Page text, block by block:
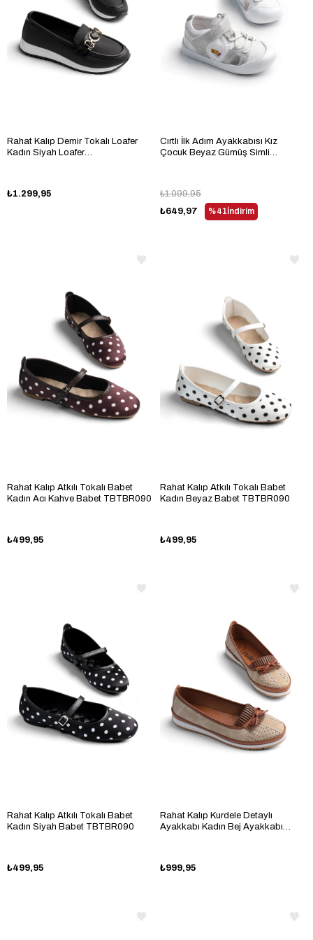
Rahat Kalıp Demir Tokalı Loafer
Kadın Siyah Loafer
₺1.299,95
Cırtlı İlk Adım Ayakkabısı Kız
Çocuk Beyaz Gümüş Simli
%41İndirim
₺649,97
₺1.099,95
Rahat Kalıp Atkılı Tokalı Babet
Kadın Acı Kahve Babet TBTBR090
₺499,95
Rahat Kalıp Atkılı Tokalı Babet
Kadın Beyaz Babet TBTBR090
₺499,95
Rahat Kalıp Atkılı Tokalı Babet
Kadın Siyah Babet TBTBR090
₺499,95
Rahat Kalıp Kurdele Detaylı
Ayakkabı Kadın Bej Ayakkabı
₺999,95